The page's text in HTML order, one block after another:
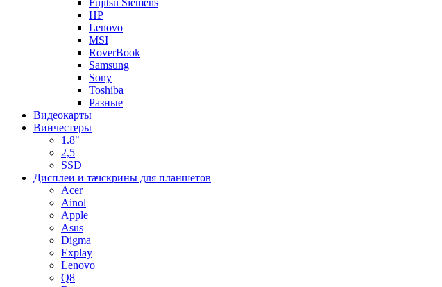
HP
Lenovo
MSI
RoverBook
Samsung
Sony
Toshiba
Разные
Видеокарты
Винчестеры
1.8"
2,5
SSD
Дисплеи и тачскрины для планшетов
Acer
Ainol
Apple
Asus
Digma
Explay
Lenovo
Q8